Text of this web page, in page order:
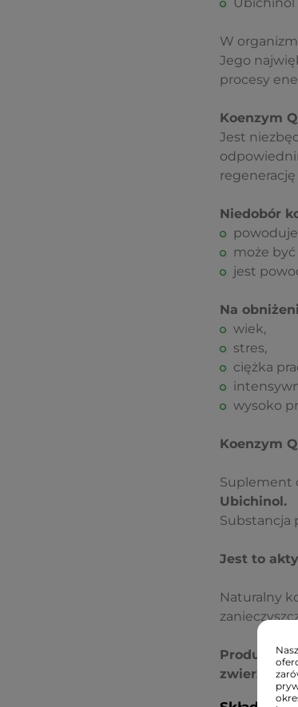
W
Jego
procesy
Koenzym
Jest
Niedobór
może
jest
Na
wiek,
stres,
ciężka
wysoko
Koenzym
Suplement
Ubichinol.
Substancja
Jest to
Naturalny
Produkt